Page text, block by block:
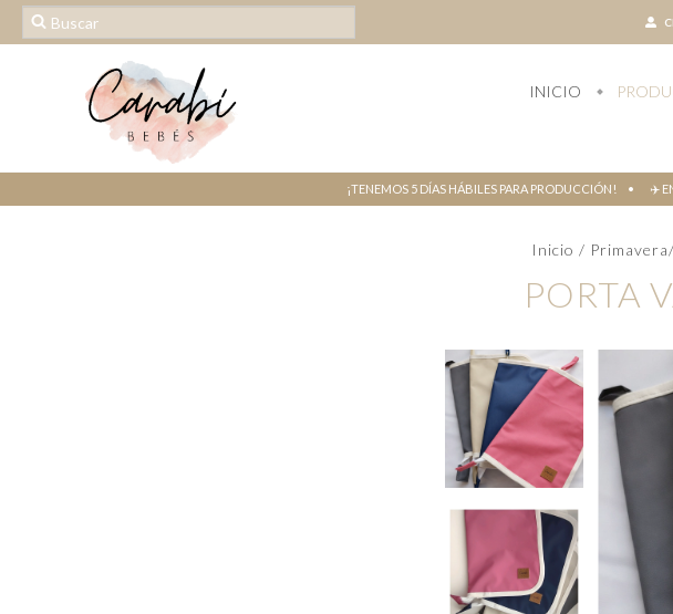
INICIO
¡TENEMOS 5 DÍAS HÁBILES PARA PRODUCCIÓN! • ✈️
Inicio /
PORTA